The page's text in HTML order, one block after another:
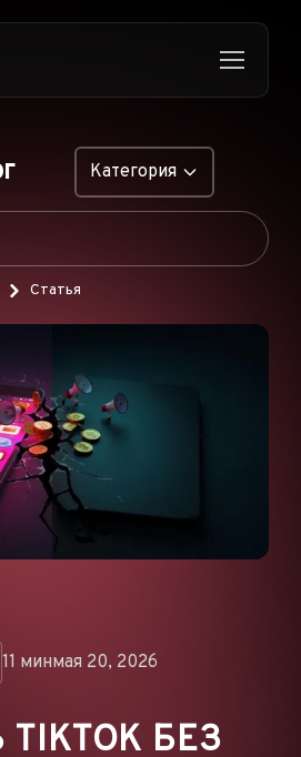
Категория
НАТИВНАЯ РЕКЛАМА
PUSH-ОБЪЯВЛЕНИЯ
РЕКЛАМА В TIKTOK
ФУНКЦИИ
ОБЪЯВЛЕНИЯ
ПАРТНЁРСКИЙ
МАРКЕТИНГ
Статья
11 минмая 20, 2026
БЕЗ